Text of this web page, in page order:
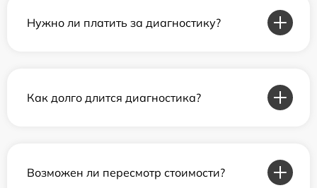
Нужно ли платить за диагностику?
Как долго длится диагностика?
Возможен ли пересмотр стоимости?